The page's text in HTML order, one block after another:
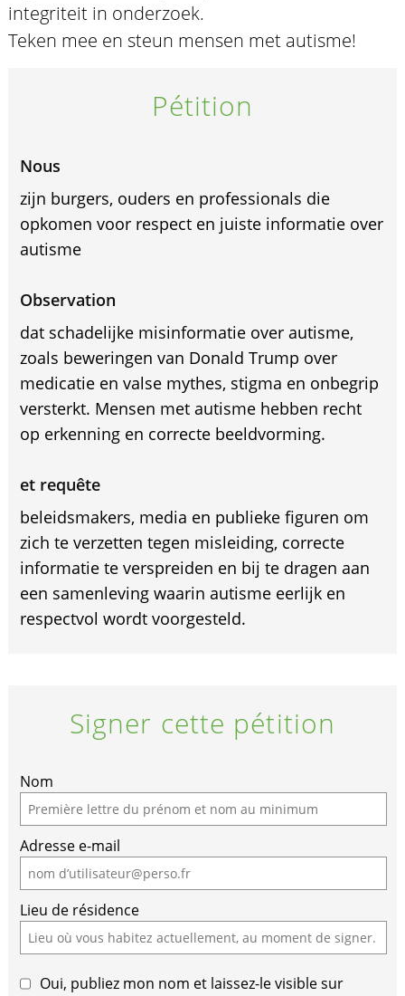
integriteit in onderzoek.
Teken mee en steun mensen met autisme!
Pétition
Nous
zijn burgers, ouders en professionals die
opkomen voor respect en juiste informatie over
autisme
Observation
dat schadelijke misinformatie over autisme,
zoals beweringen van Donald Trump over
medicatie en valse mythes, stigma en onbegrip
versterkt. Mensen met autisme hebben recht
op erkenning en correcte beeldvorming.
et requête
beleidsmakers, media en publieke figuren om
zich te verzetten tegen misleiding, correcte
informatie te verspreiden en bij te dragen aan
een samenleving waarin autisme eerlijk en
respectvol wordt voorgesteld.
Signer cette pétition
Nom
Adresse e-mail
Lieu de résidence
Oui, publiez mon nom et laissez-le visible sur